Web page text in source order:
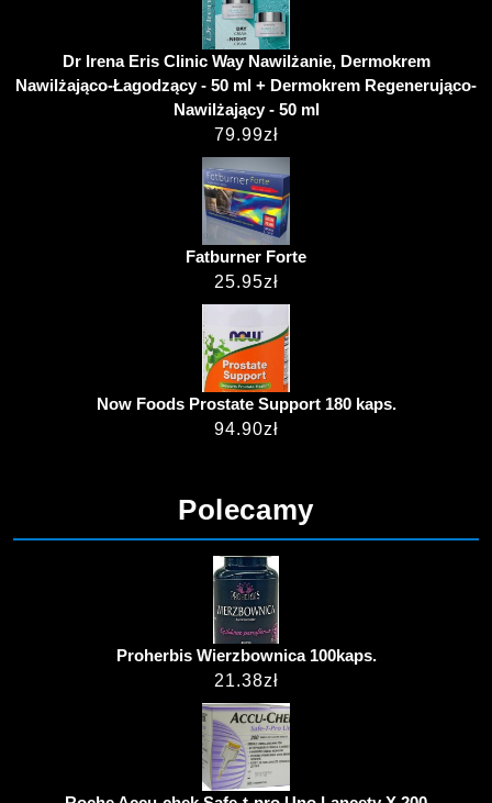
Dr Irena Eris Clinic Way Nawilżanie, Dermokrem
Nawilżająco-Łagodzący - 50 ml + Dermokrem Regenerująco-
Nawilżający - 50 ml
79.99zł
Fatburner Forte
25.95zł
Now Foods Prostate Support 180 kaps.
94.90zł
Polecamy
Proherbis Wierzbownica 100kaps.
21.38zł